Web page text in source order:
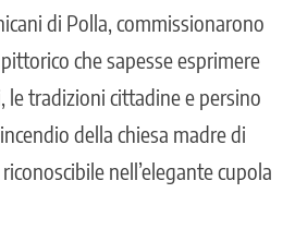
di Polla, commissionarono
che sapesse esprimere
le tradizioni cittadine e persino
della chiesa madre di
nell’elegante cupola